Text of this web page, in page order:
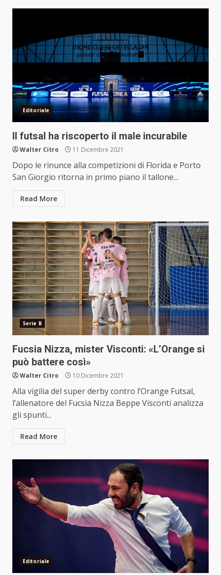
Editoriale
Il futsal ha riscoperto il male incurabile
Walter Citro 11 Dicembre 2021
Dopo le rinunce alla competizioni di Florida e Porto
San Giorgio ritorna in primo piano il tallone...
Read More
Serie B
Fucsia Nizza, mister Visconti: «L’Orange si
può battere così»
Walter Citro 10 Dicembre 2021
Alla vigilia del super derby contro l’Orange Futsal,
l’allenatore del Fucsia Nizza Beppe Visconti analizza
gli spunti...
Read More
Editoriale